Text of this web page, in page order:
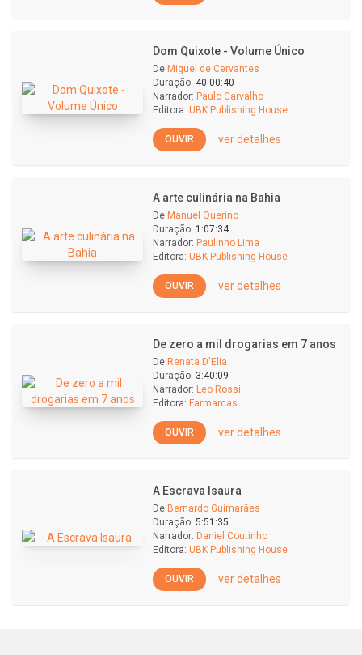
Dom Quixote - Volume Único
De Miguel de Cervantes
Duração: 40:00:40
Narrador: Paulo Carvalho
Editora: UBK Publishing House
OUVIR ver detalhes
A arte culinária na Bahia
De Manuel Querino
Duração: 1:07:34
Narrador: Paulinho Lima
Editora: UBK Publishing House
OUVIR ver detalhes
De zero a mil drogarias em 7 anos
De Renata D'Elia
Duração: 3:40:09
Narrador: Leo Rossi
Editora: Farmarcas
OUVIR ver detalhes
A Escrava Isaura
De Bernardo Guimarães
Duração: 5:51:35
Narrador: Daniel Coutinho
Editora: UBK Publishing House
OUVIR ver detalhes